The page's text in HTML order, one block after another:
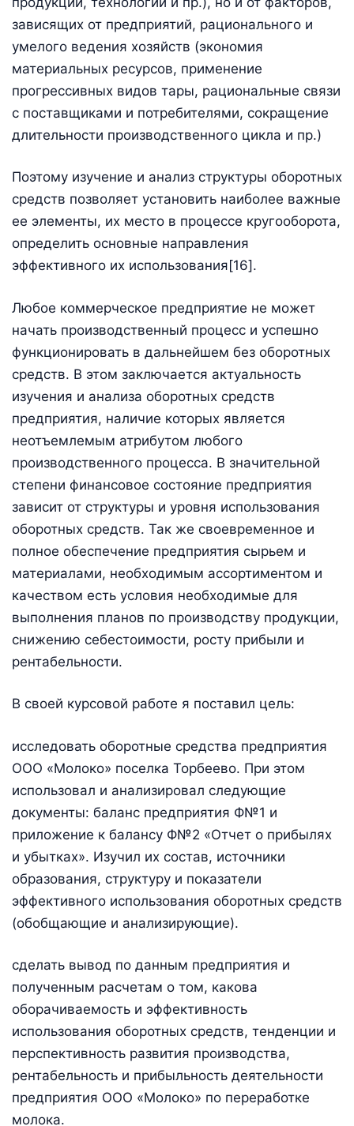
зависящих от предприятий, рационального и
умелого ведения хозяйств (экономия
материальных ресурсов, применение
прогрессивных видов тары, рациональные связи
с поставщиками и потребителями, сокращение
длительности производственного цикла и пр.)
Поэтому изучение и анализ структуры оборотных
средств позволяет установить наиболее важные
ее элементы, их место в процессе кругооборота,
определить основные направления
эффективного их использования[16].
Любое коммерческое предприятие не может
начать производственный процесс и успешно
функционировать в дальнейшем без оборотных
средств. В этом заключается актуальность
изучения и анализа оборотных средств
предприятия, наличие которых является
неотъемлемым атрибутом любого
производственного процесса. В значительной
степени финансовое состояние предприятия
зависит от структуры и уровня использования
оборотных средств. Так же своевременное и
полное обеспечение предприятия сырьем и
материалами, необходимым ассортиментом и
качеством есть условия необходимые для
выполнения планов по производству продукции,
снижению себестоимости, росту прибыли и
рентабельности.
В своей курсовой работе я поставил цель:
исследовать оборотные средства предприятия
ООО «Молоко» поселка Торбеево. При этом
использовал и анализировал следующие
документы: баланс предприятия Ф№1 и
приложение к балансу Ф№2 «Отчет о прибылях
и убытках». Изучил их состав, источники
образования, структуру и показатели
эффективного использования оборотных средств
(обобщающие и анализирующие).
сделать вывод по данным предприятия и
полученным расчетам о том, какова
оборачиваемость и эффективность
использования оборотных средств, тенденции и
перспективность развития производства,
рентабельность и прибыльность деятельности
предприятия ООО «Молоко» по переработке
молока.